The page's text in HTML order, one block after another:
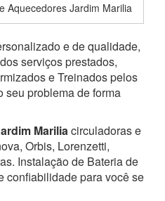
Aquecedores Jardim Marilia
e de qualidade,
serviços prestados,
e Treinados pelos
seu problema de forma
Mariliacirculadoras e
Orbis, Lorenzetti,
Instalação de Bateria de
confiabilidade para você se